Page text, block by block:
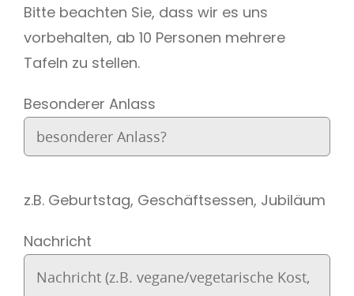
Bitte beachten Sie, dass wir es uns
vorbehalten, ab 10 Personen mehrere
Tafeln zu stellen.
Besonderer Anlass
z.B. Geburtstag, Geschäftsessen, Jubiläum
Nachricht